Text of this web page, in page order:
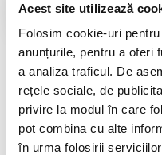
Acest site utilizează
Folosim cookie-uri
anunțurile, pentru a oferi
a analiza traficul. De
rețele sociale, de
privire la modul în care
pot combina cu alte
în urma folosirii
GARANTIE
pentru toate produsele
DESCRIERE PRODUS
Cristal natural 100 %.
Cristal Unicat. Veti primi